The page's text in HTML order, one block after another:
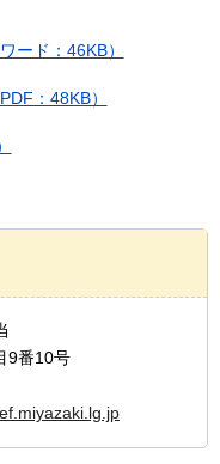
ード：46KB）
：48KB）
9番10号